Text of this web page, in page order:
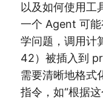
以及如何使用工
一个 Agent 可能
学问题，调用计
42）被插入到
需要清晰地格式
指令，如“根据